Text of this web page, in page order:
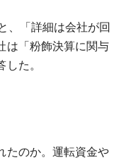
、「詳細は会社が回
は「粉飾決算に関与
た。
たのか。運転資金や